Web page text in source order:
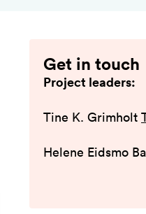
Get in touch
Project leaders:
Tine K. Grimholt
Helene Eidsmo